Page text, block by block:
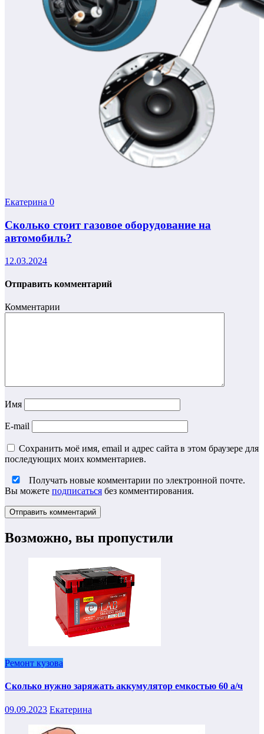
Екатерина 0
Сколько стоит газовое оборудование на
автомобиль?
12.03.2024
Отправить комментарий
Комментарии
Имя
E-mail
Сохранить моё имя, email и адрес сайта в этом браузере для
последующих моих комментариев.
Получать новые комментарии по электронной почте.
Вы можете подписаться без комментирования.
Возможно, вы пропустили
Ремонт кузова
Сколько нужно заряжать аккумулятор емкостью 60 а/ч
09.09.2023 Екатерина